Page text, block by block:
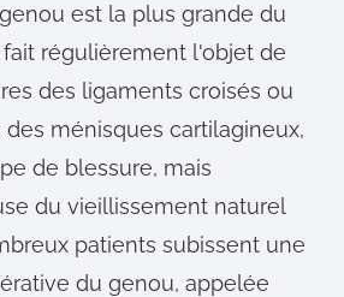
est la plus grande du
régulièrement l'objet de
des ligaments croisés ou
des ménisques cartilagineux,
de blessure, mais
du vieillissement naturel
patients subissent une
du genou, appelée